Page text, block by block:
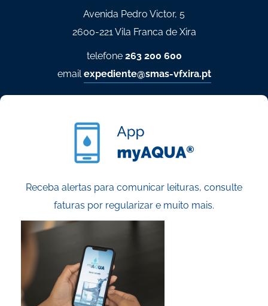
Avenida Pedro Victor, 5
2600-221 Vila Franca de Xira
telefone 263 200 600
emailexpediente@smas-vfxira.pt
Receba alertas para comunicar leituras, consulte
faturas por regularizar e muito mais.